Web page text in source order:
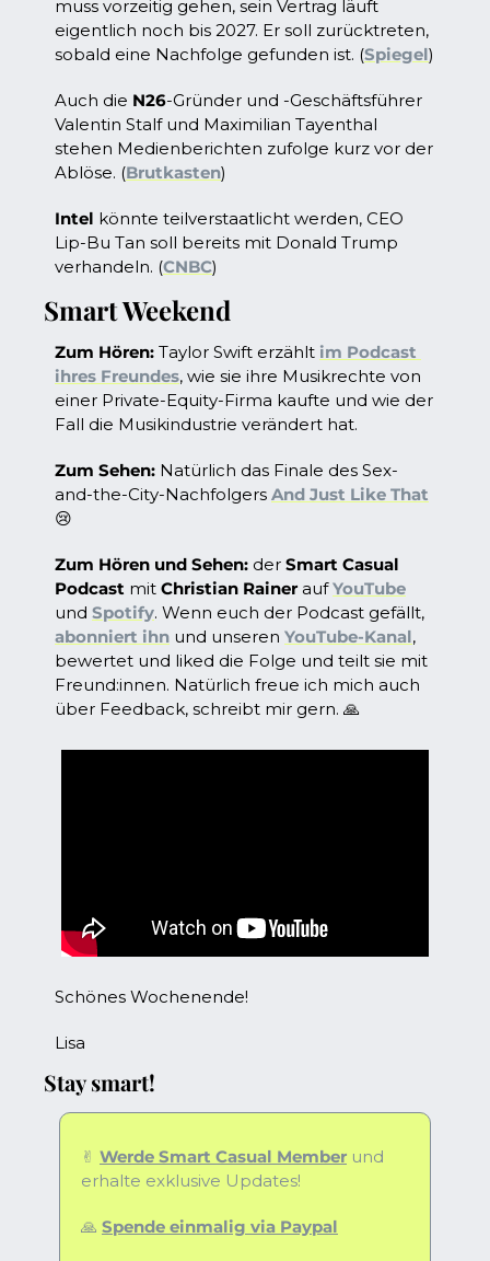
muss vorzeitig gehen, sein Vertrag läuft
eigentlich noch bis 2027. Er soll zurücktreten,
sobald eine Nachfolge gefunden ist. (Spiegel)
Auch die N26-Gründer und -Geschäftsführer
Valentin Stalf und Maximilian Tayenthal
stehen Medienberichten zufolge kurz vor der
Ablöse. (Brutkasten)
Intel könnte teilverstaatlicht werden, CEO
Lip-Bu Tan soll bereits mit Donald Trump
verhandeln. (CNBC)
Smart Weekend
Zum Hören: Taylor Swift erzählt im Podcast
ihres Freundes, wie sie ihre Musikrechte von
einer Private-Equity-Firma kaufte und wie der
Fall die Musikindustrie verändert hat.
Zum Sehen: Natürlich das Finale des Sex-
and-the-City-Nachfolgers And Just Like That
😢
Zum Hören und Sehen: der Smart Casual
Podcast mit Christian Rainer auf YouTube
und Spotify
abonniert ihn und unseren YouTube-Kanal,
bewertet und liked die Folge und teilt sie mit
Freund:innen. Natürlich freue ich mich auch
über Feedback, schreibt mir gern. 🙏
Schönes Wochenende!
Lisa
Stay smart!
✌️ Werde Smart Casual Member​ und
erhalte exklusive Updates!
🙏 Spende einmalig via ​Paypal